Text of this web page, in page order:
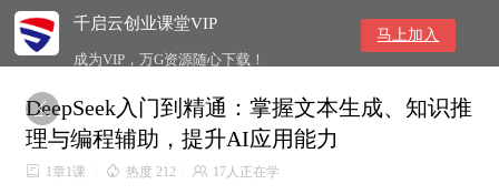
千启云创业课堂VIP
成为VIP，万G资源随心下载！
马上加入

DeepSeek入门到精通：掌握文本生成、知识推
理与编程辅助，提升AI应用能力
 1章1课  热度 212  17人正在学